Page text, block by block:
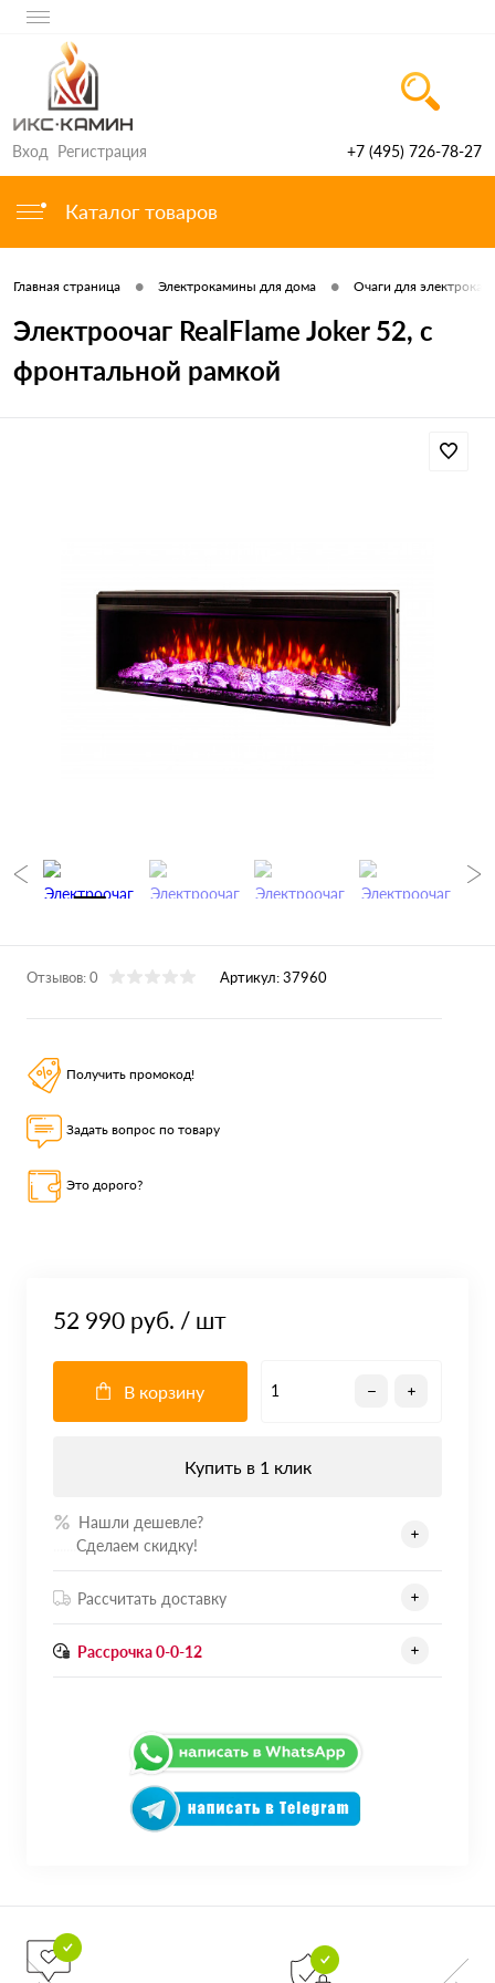
Вход Регистрация +7 (495) 726-78-27
Каталог товаров
Главная страница • Электрокамины для дома • Очаги для
Электроочаг RealFlame Joker 52, с
фронтальной рамкой
Отзывов: 0 Артикул:37960
Получить промокод!
Задать вопрос по товару
Это дорого?
52 990 руб. / шт
В корзину
Купить в 1 клик
Нашли дешевле?
Сделаем скидку!
Рассчитать доставку
Рассрочка 0-0-12